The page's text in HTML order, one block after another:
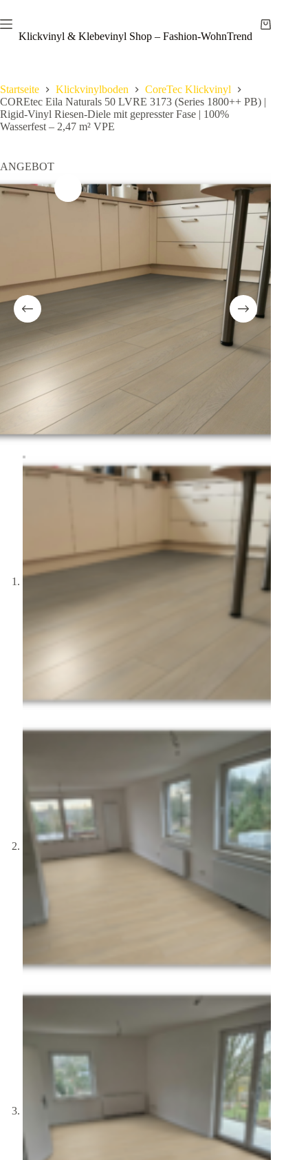
Inhalt
springenKlickvinyl & Klebevinyl Shop – Fashion-WohnTrend
Warenkorb
Startseite Klickvinylboden
CoreTec Klickvinyl
COREtec Eila Naturals 50 LVRE 3173 (Series 1800++ PB) |
Rigid-Vinyl Riesen-Diele mit gepresster Fase | 100%
Wasserfest – 2,47 m² VPE
ANGEBOT